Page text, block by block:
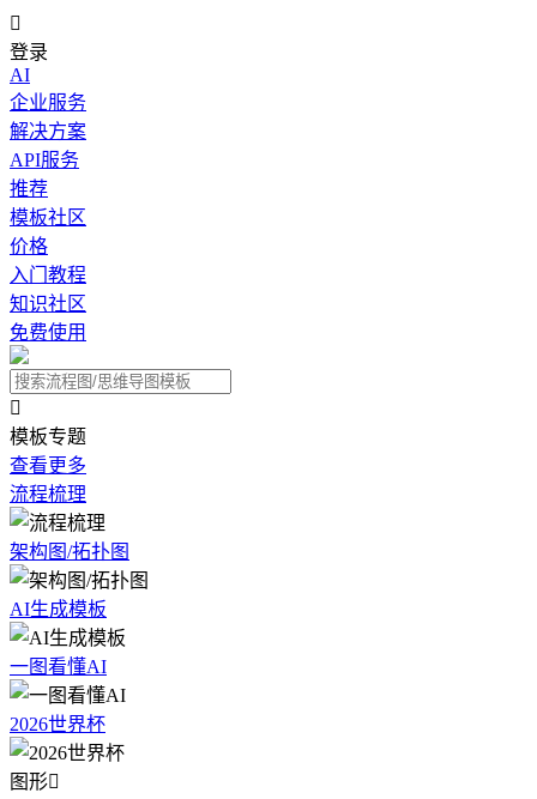

登录
AI
企业服务
解决方案
API服务
推荐
模板社区
价格
入门教程
知识社区
免费使用

模板专题
查看更多
流程梳理
架构图/拓扑图
AI生成模板
一图看懂AI
2026世界杯
图形